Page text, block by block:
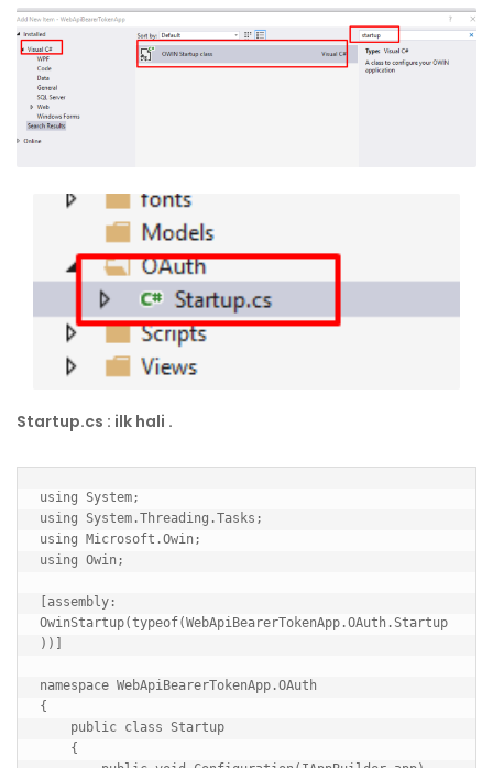
Startup.cs : ilk hali .
using System;
using System.Threading.Tasks;
using Microsoft.Owin;
using Owin;
[assembly:
OwinStartup(typeof(WebApiBearerTokenApp.OAuth.Startup
))]
namespace WebApiBearerTokenApp.OAuth
{